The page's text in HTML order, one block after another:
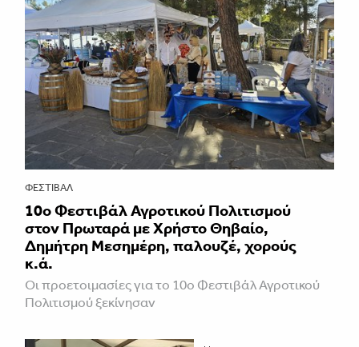
ΦΕΣΤΙΒΑΛ
10ο Φεστιβάλ Αγροτικού Πολιτισμού
στον Πρωταρά με Χρήστο Θηβαίο,
Δημήτρη Μεσημέρη, παλουζέ, χορούς
κ.ά.
Οι προετοιμασίες για το 10ο Φεστιβάλ Αγροτικού
Πολιτισμού ξεκίνησαν